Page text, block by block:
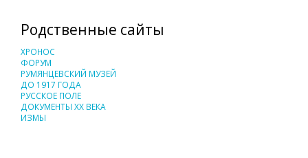
Родственные сайты
ХРОНОС
ФОРУМ
РУМЯНЦЕВСКИЙ МУЗЕЙ
ДО 1917 ГОДА
РУССКОЕ ПОЛЕ
ДОКУМЕНТЫ XX ВЕКА
ИЗМЫ